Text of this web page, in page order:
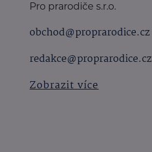
Pro prarodiče s.r.o.
obchod@proprarodice.cz
redakce@proprarodice.cz
Zobrazit více